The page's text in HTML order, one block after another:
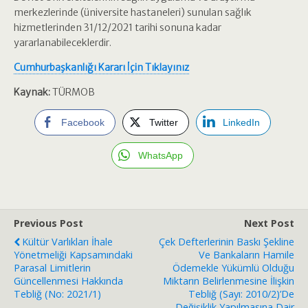
merkezlerinde (üniversite hastaneleri) sunulan sağlık
hizmetlerinden 31/12/2021 tarihi sonuna kadar
yararlanabileceklerdir.
Cumhurbaşkanlığı Kararı İçin Tıklayınız
Kaynak:TÜRMOB
Facebook Twitter LinkedIn
WhatsApp
Previous Post
Kültür Varlıkları İhale
Yönetmeliği Kapsamındaki
Parasal Limitlerin
Güncellenmesi Hakkında
Tebliğ (No: 2021/1)
Next Post
Çek Defterlerinin Baskı Şekline
Ve Bankaların Hamile
Ödemekle Yükümlü Olduğu
Miktarın Belirlenmesine İlişkin
Tebliğ (Sayı: 2010/2)’de